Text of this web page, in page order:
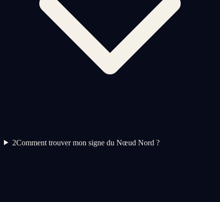
2Comment trouver mon signe du Nœud Nord ?